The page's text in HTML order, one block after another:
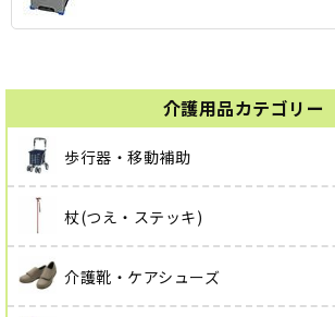
介護用品カテゴリー
歩行器・移動補助
杖(つえ・ステッキ)
介護靴・ケアシューズ